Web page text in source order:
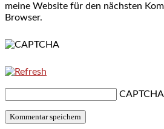
meine Website für den nächsten
Browser.